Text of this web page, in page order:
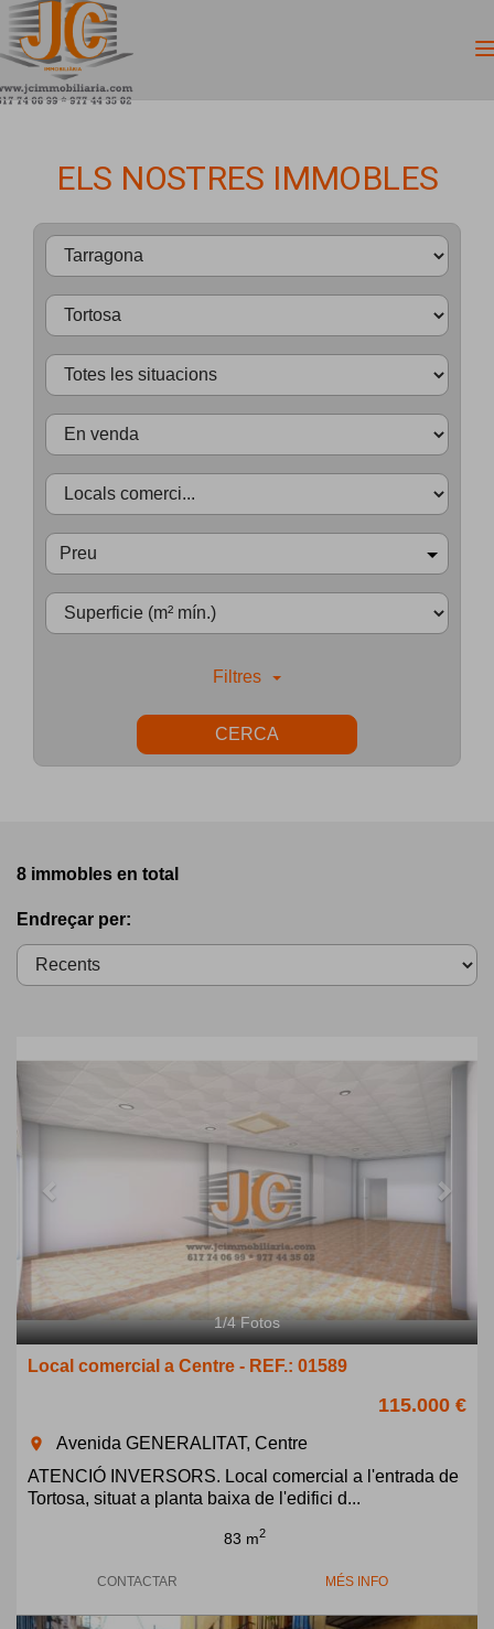
ELS NOSTRES IMMOBLES
Preu
Filtres
CERCA
8 immobles en total
Endreçar per:
1/4Fotos
Local comercial a Centre - REF.: 01589
115.000 €
room
Avenida GENERALITAT, Centre
ATENCIÓ INVERSORS. Local comercial a l'entrada de
Tortosa, situat a planta baixa de l'edifici d...
83 m2
CONTACTAR MÉS INFO